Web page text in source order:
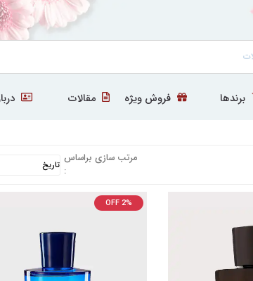
برندها فروش ویژه مقالات
مرتب سازی براساس
:
OFF 2%